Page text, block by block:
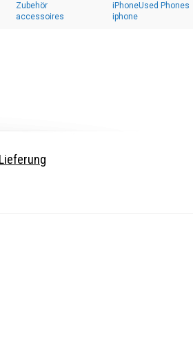
Zubehör
accessoires
iPhoneUsed Phones
iphone